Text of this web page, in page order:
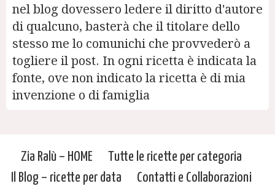
nel blog dovessero ledere il diritto d'autore
di qualcuno, basterà che il titolare dello
stesso me lo comunichi che provvederò a
togliere il post. In ogni ricetta è indicata la
fonte, ove non indicato la ricetta è di mia
invenzione o di famiglia
Zia Ralù – HOME
Tutte le ricette per categoria
Il Blog – ricette per data
Contatti e Collaborazioni